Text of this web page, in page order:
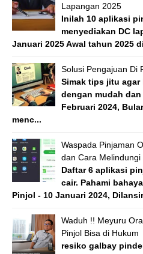
Lapangan 2025
Inilah 10 aplikasi
menyediakan DC
Januari 2025 Awal tahun 2025
Solusi Pengajuan Di
Simak tips jitu
dengan mudah
Februari 2024,
menc...
Waspada Pinjaman
dan Cara Melindungi
Daftar 6 aplikasi
cair. Pahami
Pinjol - 10 Januari 2024,
Waduh !! Meyuru
Pinjol Bisa di Hukum
resiko galbay